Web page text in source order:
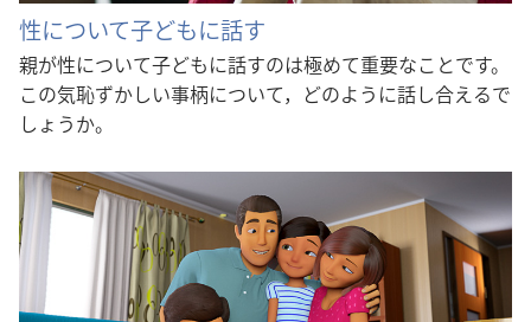
性について子どもに話す
親が性について子どもに話すのは極めて重要なことです。
この気恥ずかしい事柄について，どのように話し合えるで
しょうか。